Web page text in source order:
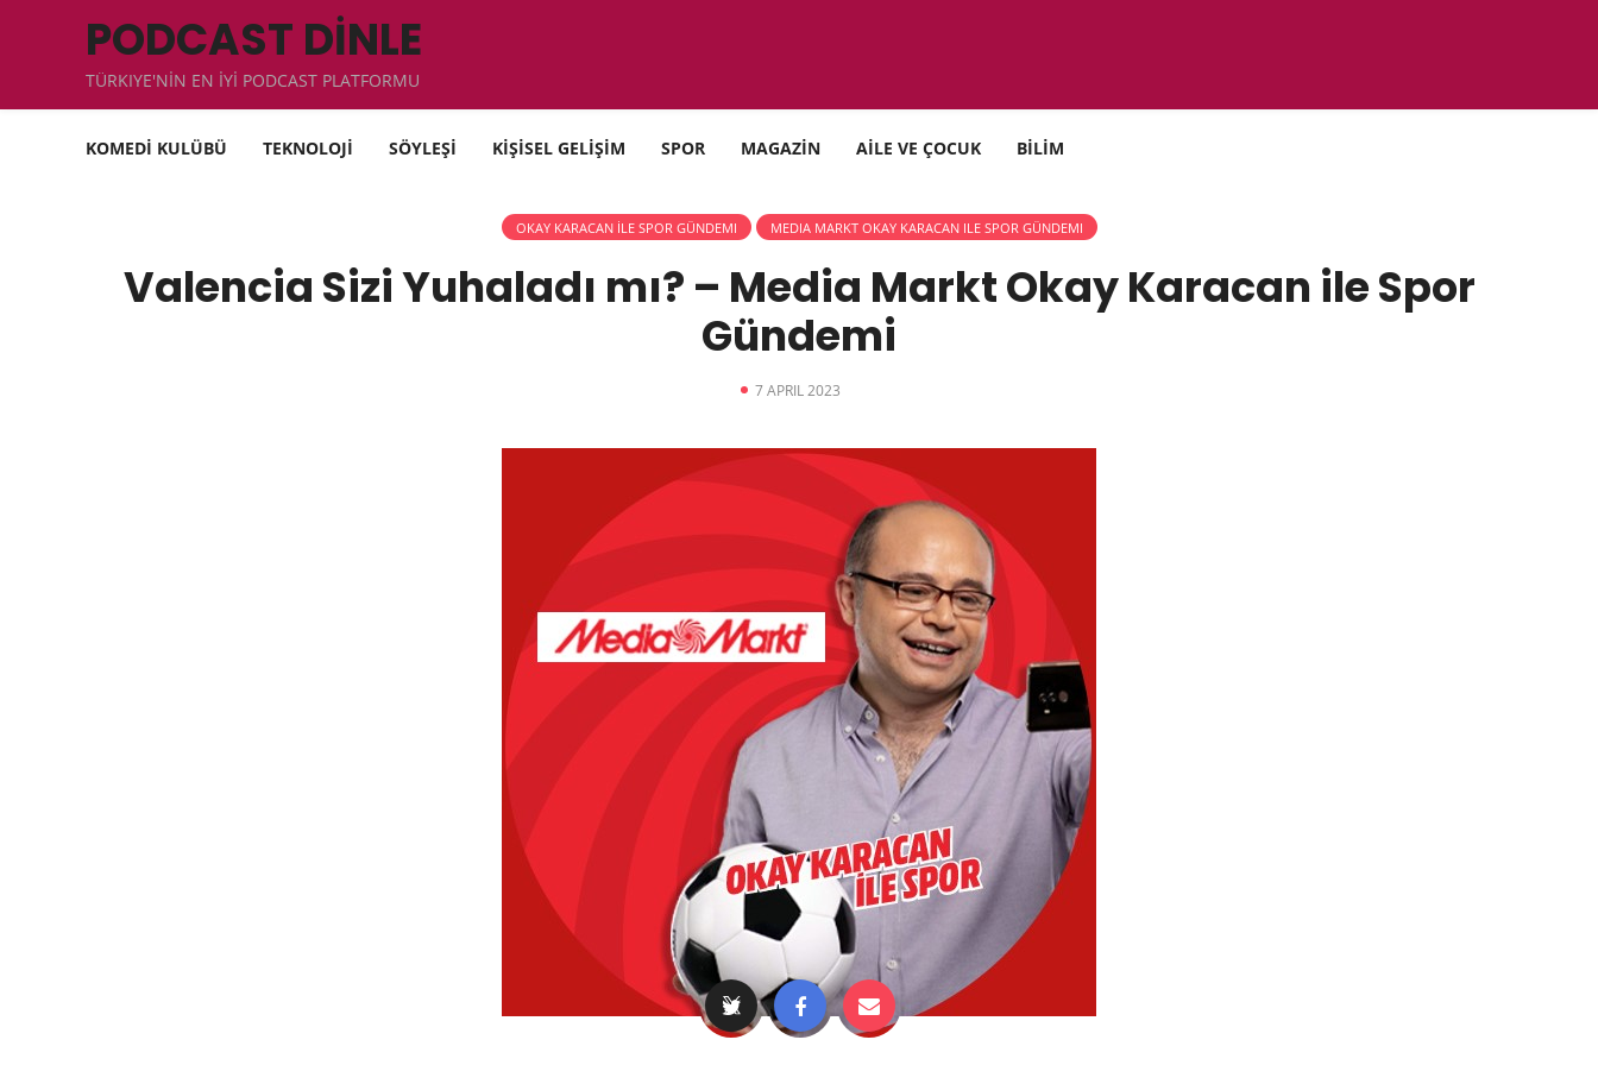
PODCAST DİNLE
TÜRKIYE'NİN EN İYİ PODCAST PLATFORMU
KOMEDİ KULÜBÜ TEKNOLOJİ SÖYLEŞİ KİŞİSEL GELİŞİM SPOR MAGAZİN AİLE VE ÇOCUK BİLİM
OKAY KARACAN İLE SPOR GÜNDEMI MEDIA MARKT OKAY KARACAN ILE SPOR GÜNDEMI
Valencia Sizi Yuhaladı mı? – Media Markt Okay Karacan ile Spor
Gündemi
7 APRIL 2023